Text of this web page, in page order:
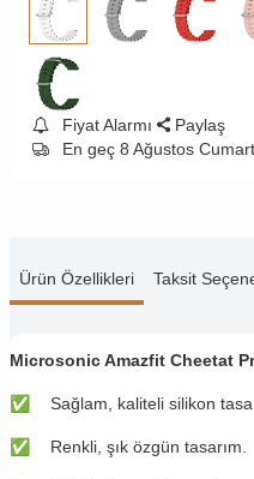
Fiyat Alarmı
Paylaş
En geç 8 Ağustos
Ürün Özellikleri Taksit
Microsonic Amazfit Cheetat
✅ ​​Sağlam, kaliteli silikon
✅ ​​Renkli, şık özgün tasarım.